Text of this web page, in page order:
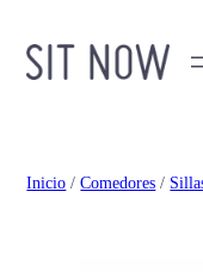
Inicio /Comedores /